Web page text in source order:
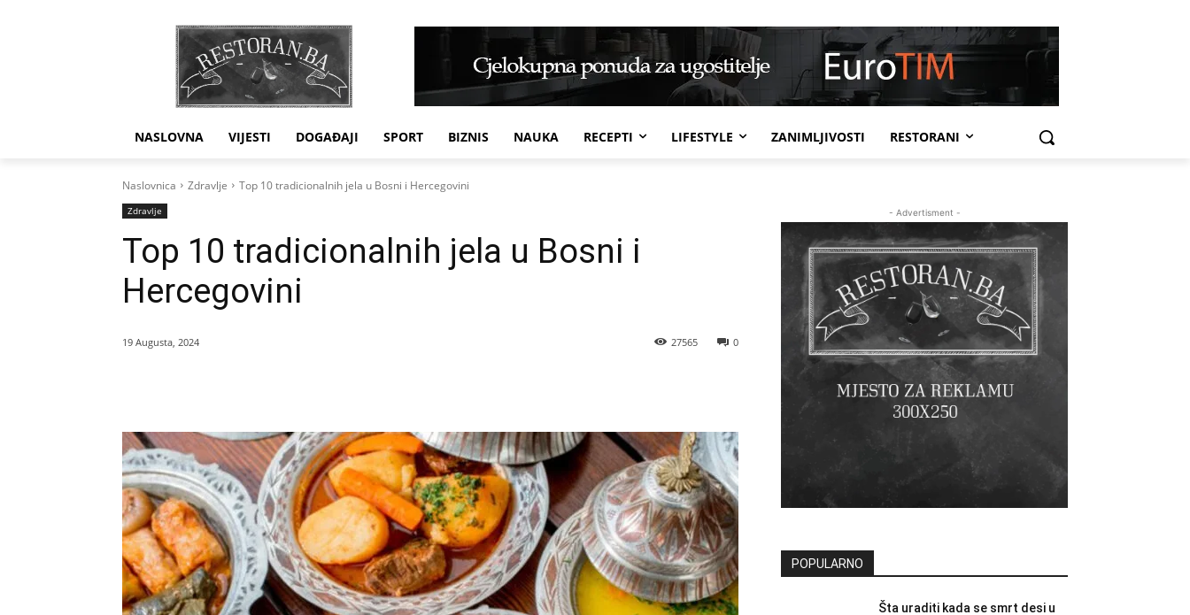
NASLOVNA VIJESTI DOGAĐAJI SPORT BIZNIS NAUKA RECEPTI LIFESTYLE ZANIMLJIVOSTI RESTORANI
Naslovnica Zdravlje Top 10 tradicionalnih jela u Bosni i Hercegovini
Zdravlje
Top 10 tradicionalnih jela u Bosni i
Hercegovini
19 Augusta, 2024 0
27565
- Advertisment -
POPULARNO
Šta uraditi kada se smrt desi u